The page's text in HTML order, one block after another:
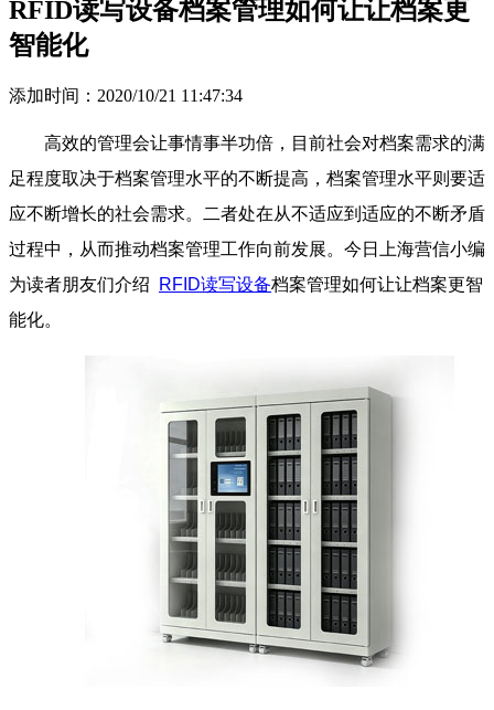
RFID读写设备档案管理如何让让档案更
智能化
添加时间：2020/10/21 11:47:34
高效的管理会让事情事半功倍，目前社会对档案需求的满
足程度取决于档案管理水平的不断提高，档案管理水平则要适
应不断增长的社会需求。二者处在从不适应到适应的不断矛盾
过程中，从而推动档案管理工作向前发展。今日上海营信小编
为读者朋友们介绍
RFID读写设备档案管理如何让让档案更智
能化。